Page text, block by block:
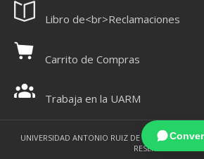
Libro de<br>Reclamaciones
Carrito de Compras
Trabaja en la UARM
UNIVERSIDAD ANTONIO RUIZ DE MONTOYA 2021
RESERVADOS